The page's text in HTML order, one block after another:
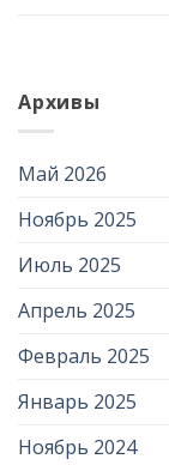
Архивы
Май 2026
Ноябрь 2025
Июль 2025
Апрель 2025
Февраль 2025
Январь 2025
Ноябрь 2024